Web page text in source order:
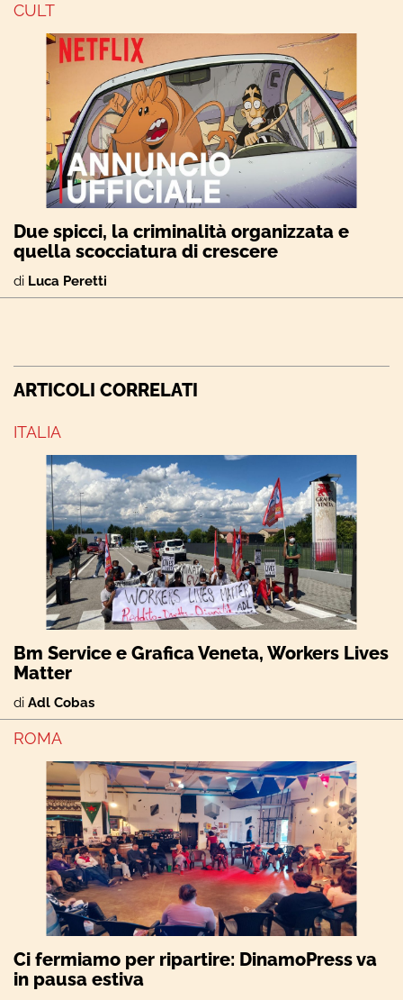
CULT
Due spicci, la criminalità organizzata e
quella scocciatura di crescere
di Luca Peretti
ARTICOLI CORRELATI
ITALIA
Bm Service e Grafica Veneta, Workers Lives
Matter
di Adl Cobas
ROMA
Ci fermiamo per ripartire: DinamoPress va
in pausa estiva